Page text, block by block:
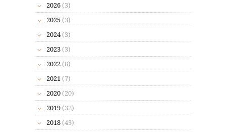
2026 (3)
2025 (3)
2024 (3)
2023 (3)
2022 (8)
2021 (7)
2020 (20)
2019 (32)
2018 (43)